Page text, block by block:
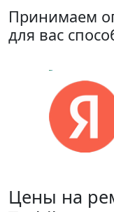
Принимаем
для вас
Цены на